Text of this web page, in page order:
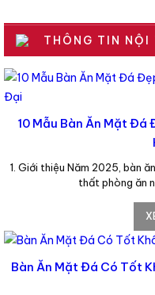
THÔNG TIN NỘI
10 Mẫu Bàn Ăn Mặt
1. Giới thiệu Năm 2025, bàn
thất phòng ăn
Bàn Ăn Mặt Đá Có Tốt